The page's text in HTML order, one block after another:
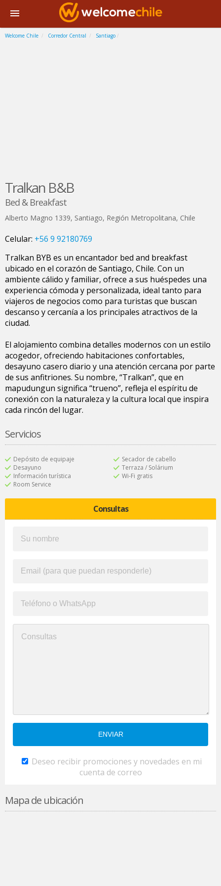
Welcome Chile Corredor Central Santiago
Tralkan B&B
Bed & Breakfast
Alberto Magno 1339, Santiago, Región Metropolitana, Chile
Celular: +56 9 92180769
Tralkan BYB es un encantador bed and breakfast
ubicado en el corazón de Santiago, Chile. Con un
ambiente cálido y familiar, ofrece a sus huéspedes una
experiencia cómoda y personalizada, ideal tanto para
viajeros de negocios como para turistas que buscan
descanso y cercanía a los principales atractivos de la
ciudad.
El alojamiento combina detalles modernos con un estilo
acogedor, ofreciendo habitaciones confortables,
desayuno casero diario y una atención cercana por parte
de sus anfitriones. Su nombre, “Tralkan”, que en
mapudungun significa “trueno”, refleja el espíritu de
conexión con la naturaleza y la cultura local que inspira
cada rincón del lugar.
Servicios
Depósito de equipaje
Desayuno
Información turística
Room Service
Secador de cabello
Terraza / Solárium
Wi-Fi gratis
Consultas
Deseo recibir promociones y novedades en mi
cuenta de correo
Mapa de ubicación